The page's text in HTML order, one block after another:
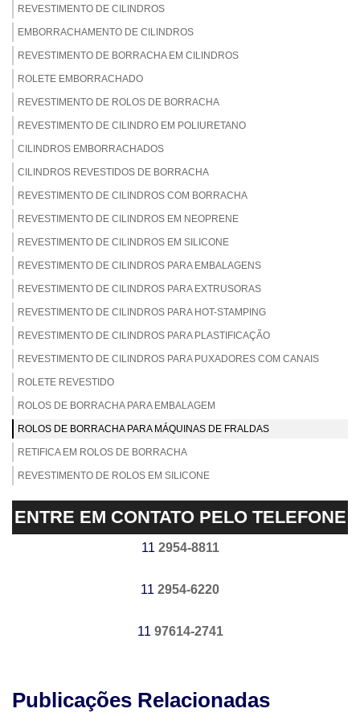
REVESTIMENTO DE CILINDROS
EMBORRACHAMENTO DE CILINDROS
REVESTIMENTO DE BORRACHA EM CILINDROS
ROLETE EMBORRACHADO
REVESTIMENTO DE ROLOS DE BORRACHA
REVESTIMENTO DE CILINDRO EM POLIURETANO
CILINDROS EMBORRACHADOS
CILINDROS REVESTIDOS DE BORRACHA
REVESTIMENTO DE CILINDROS COM BORRACHA
REVESTIMENTO DE CILINDROS EM NEOPRENE
REVESTIMENTO DE CILINDROS EM SILICONE
REVESTIMENTO DE CILINDROS PARA EMBALAGENS
REVESTIMENTO DE CILINDROS PARA EXTRUSORAS
REVESTIMENTO DE CILINDROS PARA HOT-STAMPING
REVESTIMENTO DE CILINDROS PARA PLASTIFICAÇÃO
REVESTIMENTO DE CILINDROS PARA PUXADORES COM CANAIS
ROLETE REVESTIDO
ROLOS DE BORRACHA PARA EMBALAGEM
ROLOS DE BORRACHA PARA MÁQUINAS DE FRALDAS
RETIFICA EM ROLOS DE BORRACHA
REVESTIMENTO DE ROLOS EM SILICONE
REVESTIMENTO DE ROLOS EM NITRÍLICA
REVESTIMENTO DE ROLOS EM EPDM
REVESTIMENTO DE ROLOS EM BORRACHA NATURAL
EMPRESA DE REVESTIMENTO DE CILINDROS
REVESTIMENTO DE CILINDROS EM SBR
ENTRE EM CONTATO PELO TELEFONE
11 2954-8811
11 2954-6220
11 97614-2741
Publicações Relacionadas